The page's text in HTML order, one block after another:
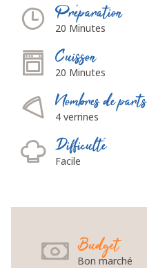
Préparation
20 Minutes
Cuisson
20 Minutes
Nombres de parts
4 verrines
Difficulté
Facile
Budget
Bon marché